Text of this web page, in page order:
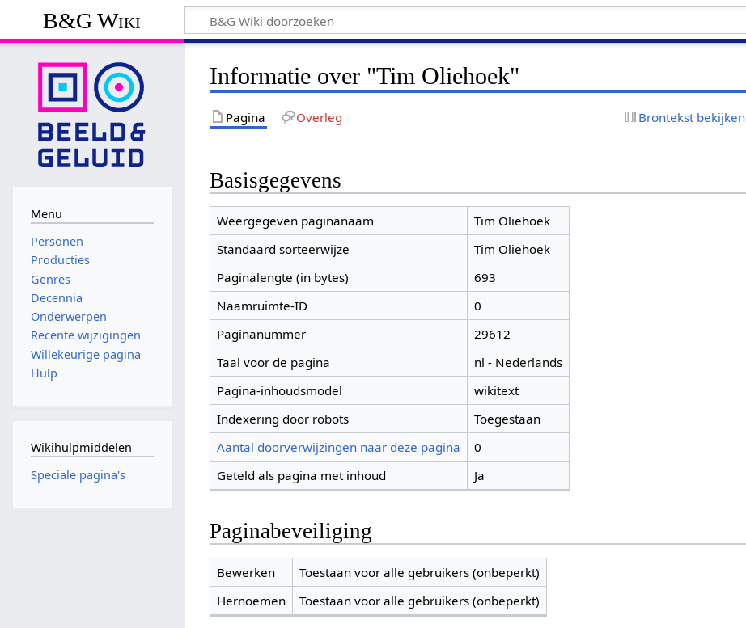
B&G Wiki
Informatie over "Tim Oliehoek"
Pagina Overleg Brontekst bekijken
Basisgegevens
Weergegeven paginanaam
Tim Oliehoek
Standaard sorteerwijze
Tim Oliehoek
Paginalengte (in bytes)
693
Naamruimte-ID
0
Paginanummer
29612
Taal voor de pagina
nl - Nederlands
Pagina-inhoudsmodel
wikitext
Indexering door robots
Toegestaan
Aantal doorverwijzingen naar deze pagina
0
Geteld als pagina met inhoud
Ja
Paginabeveiliging
Bewerken
Toestaan voor alle gebruikers (onbeperkt)
Hernoemen
Toestaan voor alle gebruikers (onbeperkt)
Menu
Personen
Producties
Genres
Decennia
Onderwerpen
Recente wijzigingen
Willekeurige pagina
Hulp
Wikihulpmiddelen
Speciale pagina's